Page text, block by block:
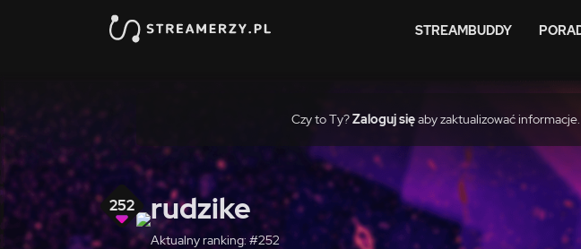
STREAMBUDDY
Czy to Ty?Zaloguj sięaby zaktualizować
252 rudzike
Aktualny ranking: #252